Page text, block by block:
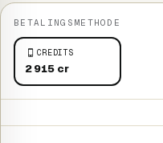
BETALINGSMETHODE
CREDITS
2 915 cr